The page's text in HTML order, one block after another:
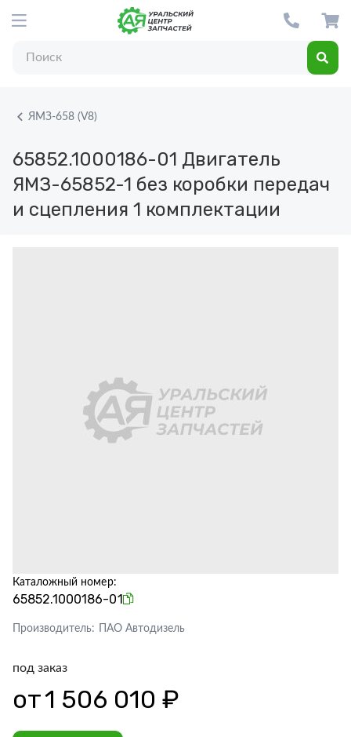
ЯМЗ-658 (V8)
65852.1000186-01 Двигатель
ЯМЗ-65852-1 без коробки передач
и сцепления 1 комплектации
Каталожный номер:
65852.1000186-01
Производитель: ПАО Автодизель
под заказ
от1 506 010 ₽